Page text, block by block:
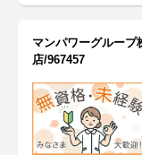
マンパワーグルー
店/967457